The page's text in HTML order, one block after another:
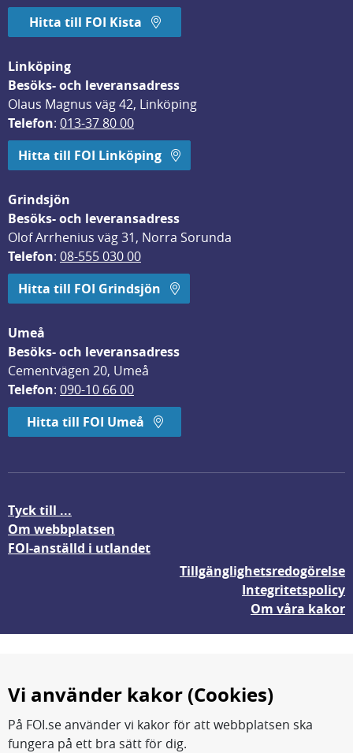
Hitta till FOI Kista
Linköping
Besöks- och leveransadress
Olaus Magnus väg 42, Linköping
Telefon: 013-37 80 00
Hitta till FOI Linköping
Grindsjön
Besöks- och leveransadress
Olof Arrhenius väg 31, Norra Sorunda
Telefon: 08-555 030 00
Hitta till FOI Grindsjön
Umeå
Besöks- och leveransadress
Cementvägen 20, Umeå
Telefon: 090-10 66 00
Hitta till FOI Umeå
Tyck till ...
Om webbplatsen
FOI-anställd i utlandet
Tillgänglighetsredogörelse
Integritetspolicy
Om våra kakor
Vi använder kakor (Cookies)
På FOI.se använder vi kakor för att webbplatsen ska
fungera på ett bra sätt för dig.